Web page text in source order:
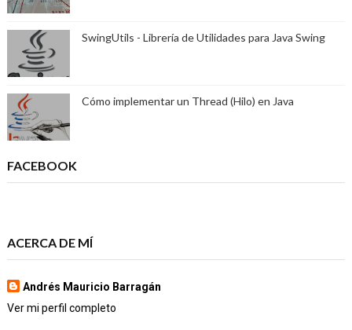
SwingUtils - Librería de Utilidades para Java Swing
Cómo implementar un Thread (Hilo) en Java
FACEBOOK
ACERCA DE MÍ
Andrés Mauricio Barragán
Ver mi perfil completo